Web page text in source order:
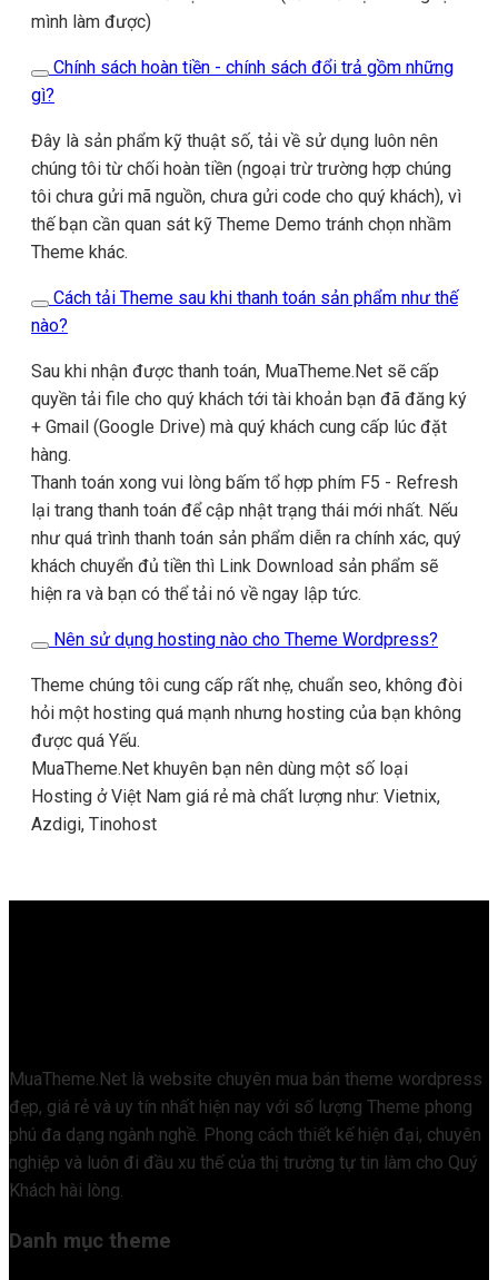
mình làm được)
Chính sách hoàn tiền - chính sách đổi trả gồm những
gì?
Đây là sản phẩm kỹ thuật số, tải về sử dụng luôn nên
chúng tôi từ chối hoàn tiền (ngoại trừ trường hợp chúng
tôi chưa gửi mã nguồn, chưa gửi code cho quý khách), vì
thế bạn cần quan sát kỹ Theme Demo tránh chọn nhầm
Theme khác.
Cách tải Theme sau khi thanh toán sản phẩm như thế
nào?
Sau khi nhận được thanh toán, MuaTheme.Net sẽ cấp
quyền tải file cho quý khách tới tài khoản bạn đã đăng ký
+ Gmail (Google Drive) mà quý khách cung cấp lúc đặt
hàng.
Thanh toán xong vui lòng bấm tổ hợp phím F5 - Refresh
lại trang thanh toán để cập nhật trạng thái mới nhất. Nếu
như quá trình thanh toán sản phẩm diễn ra chính xác, quý
khách chuyển đủ tiền thì Link Download sản phẩm sẽ
hiện ra và bạn có thể tải nó về ngay lập tức.
Nên sử dụng hosting nào cho Theme Wordpress?
Theme chúng tôi cung cấp rất nhẹ, chuẩn seo, không đòi
hỏi một hosting quá mạnh nhưng hosting của bạn không
được quá Yếu.
MuaTheme.Net khuyên bạn nên dùng một số loại
Hosting ở Việt Nam giá rẻ mà chất lượng như: Vietnix,
Azdigi, Tinohost
MuaTheme.Net là website chuyên mua bán theme wordpress
đẹp, giá rẻ và uy tín nhất hiện nay với số lượng Theme phong
phú đa dạng ngành nghề. Phong cách thiết kế hiện đại, chuyên
nghiệp và luôn đi đầu xu thế của thị trường tự tin làm cho Quý
Khách hài lòng.
Danh mục theme